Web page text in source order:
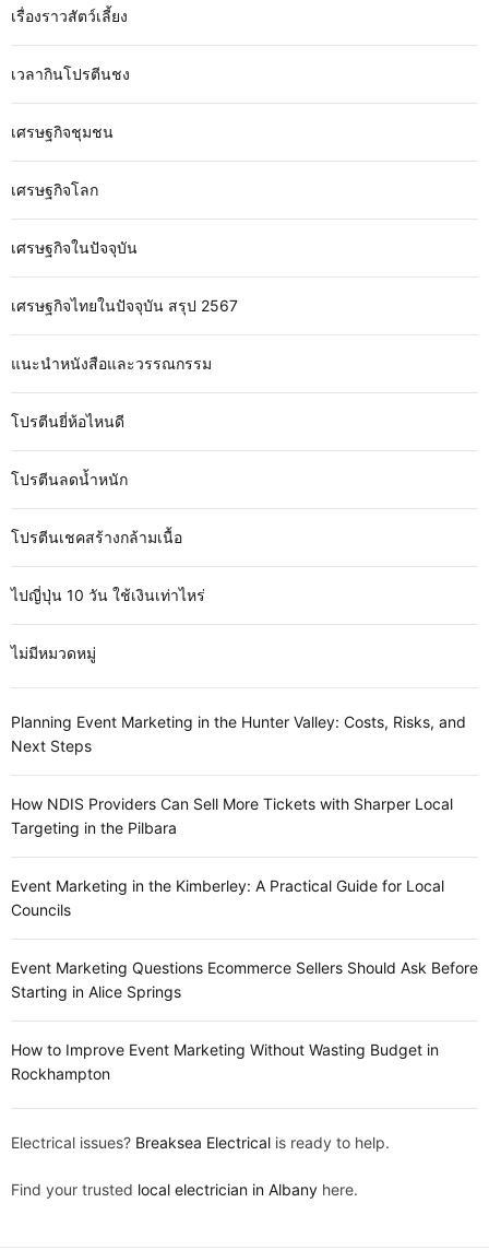
เรื่องราวสัตว์เลี้ยง
เวลากินโปรตีนชง
เศรษฐกิจชุมชน
เศรษฐกิจโลก
เศรษฐกิจในปัจจุบัน
เศรษฐกิจไทยในปัจจุบัน สรุป 2567
แนะนำหนังสือและวรรณกรรม
โปรตีนยี่ห้อไหนดี
โปรตีนลดน้ำหนัก
โปรตีนเชคสร้างกล้ามเนื้อ
ไปญี่ปุ่น 10 วัน ใช้เงินเท่าไหร่
ไม่มีหมวดหมู่
Planning Event Marketing in the Hunter Valley: Costs, Risks, and
Next Steps
How NDIS Providers Can Sell More Tickets with Sharper Local
Targeting in the Pilbara
Event Marketing in the Kimberley: A Practical Guide for Local
Councils
Event Marketing Questions Ecommerce Sellers Should Ask Before
Starting in Alice Springs
How to Improve Event Marketing Without Wasting Budget in
Rockhampton
Electrical issues? Breaksea Electrical is ready to help.
Find your trusted local electrician in Albany here.